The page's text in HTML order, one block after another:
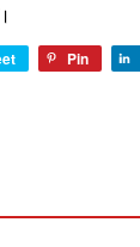
Pin